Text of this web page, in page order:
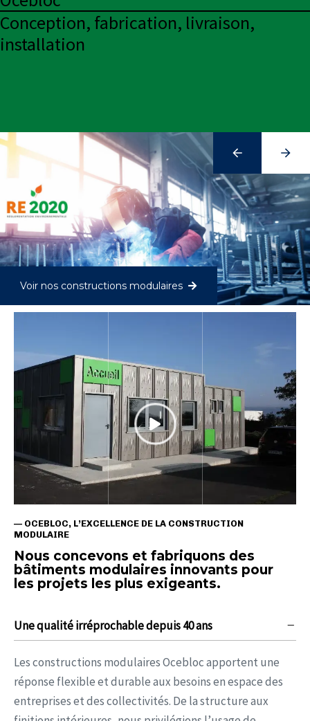
Conception, fabrication, livraison,
installation
MODULAIRE
Nous concevons et fabriquons des
bâtiments modulaires innovants pour
les projets les plus exigeants.
Une qualité irréprochable depuis 40 ans
Les constructions modulaires Ocebloc apportent une
réponse flexible et durable aux besoins en espace des
entreprises et des collectivités. De la structure aux
finitions intérieures, nous privilégions l’usage de